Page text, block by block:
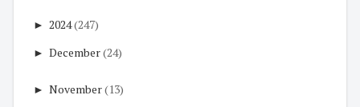
► 2024(247)
► December(24)
► November(13)